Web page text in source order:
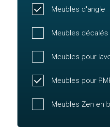
Meubles d'angle
Meubles décalés
Meubles pour
Meubles pour
Meubles Zen en